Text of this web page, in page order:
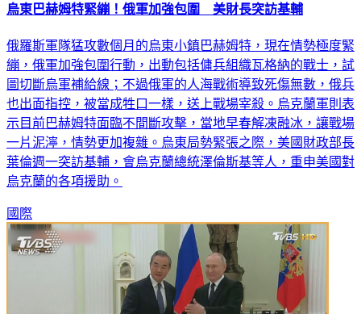
烏東巴赫姆特緊繃！俄軍加強包圍 美財長突訪基輔
俄羅斯軍隊猛攻數個月的烏東小鎮巴赫姆特，現在情勢極度緊
繃，俄軍加強包圍行動，出動包括傭兵組織瓦格納的戰士，試
圖切斷烏軍補給線；不過俄軍的人海戰術導致死傷無數，俄兵
也出面指控，被當成牲口一樣，送上戰場宰殺。烏克蘭軍則表
示目前巴赫姆特面臨不間斷攻擊，當地早春解凍融冰，讓戰場
一片泥濘，情勢更加複雜。烏東局勢緊張之際，美國財政部長
葉倫週一突訪基輔，會烏克蘭總統澤倫斯基等人，重申美國對
烏克蘭的各項援助。
國際